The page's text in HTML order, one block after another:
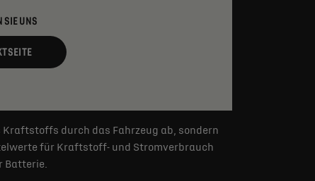
SIE UNS
Kraftstoffs durch das Fahrzeug ab, sondern
für Kraftstoff- und Stromverbrauch
Batterie.